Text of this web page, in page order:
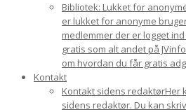
Bibliotek: Lukket for
er lukket for anonyme
medlemmer der er logget
gratis som alt andet på
om hvordan du får gratis
Kontakt
Kontakt sidens redaktørHer
sidens redaktør. Du kan